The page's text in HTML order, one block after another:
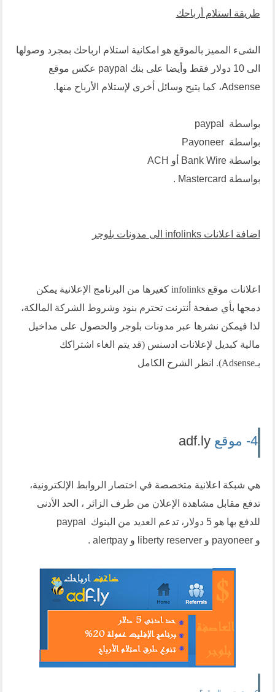
طريقة استلام أرباحك
الشىء المميز بالموقع هو امكانية استلام ارباحك بمجرد وصولها
الى 10 دولار فقط وأيضا على بنك paypal عكس موقع
Adsense، كما يتيح وسائل أخرى لإستلام الأرباح منها.
بواسطة paypal
بواسطةPayoneer
بواسطة Bank Wire أو ACH
بواسطة Mastercard .
اضافة اعلانات infolinks الى مدونات بلوجر
اعلانات موقعinfolinks كغيرها من البرنامج الإعلانية يمكن
دمجها بأي صفحة أنترنت تحترم بنود وشروط الشركة المالكة،
لذا فيمكن نشرها عبر مدونات بلوجر والحصول على مداخيل
مالية كبديل لإعلانات ادسنس (قد يتم الغاء اشتراكك
بـAdsense).
انظر الشرح الكامل
4- موقع adf.ly
هي شبكة اعلانية متخصصة في اختصار الروابط الإلكترونية،
تدفع مقابل مشاهدة الإعلان من طرف الزائر ، الحد الأدنى
للدفع بها هو 5 دولار، تدعم العديد من البنوك paypal
وpayoneer و liberty reserver و alertpay .